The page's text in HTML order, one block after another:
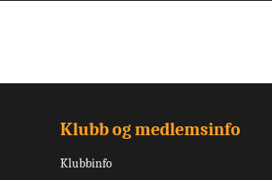
Klubb og medlemsinfo
Klubbinfo